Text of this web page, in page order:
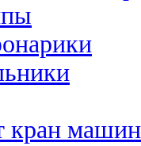
кран